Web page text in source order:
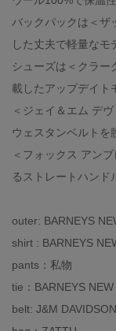
バックパックは＜ザ
した丈夫で軽量なモ
シューズは＜クラー
載したアップデイト
＜ジェイ＆エム デ
ウェスタンベルトを
＜フォックス アン
るストレートハン
outer: BARNEYS
shirt : BARNEYS
pants：私物
tie：BARNEYS
belt: J&M